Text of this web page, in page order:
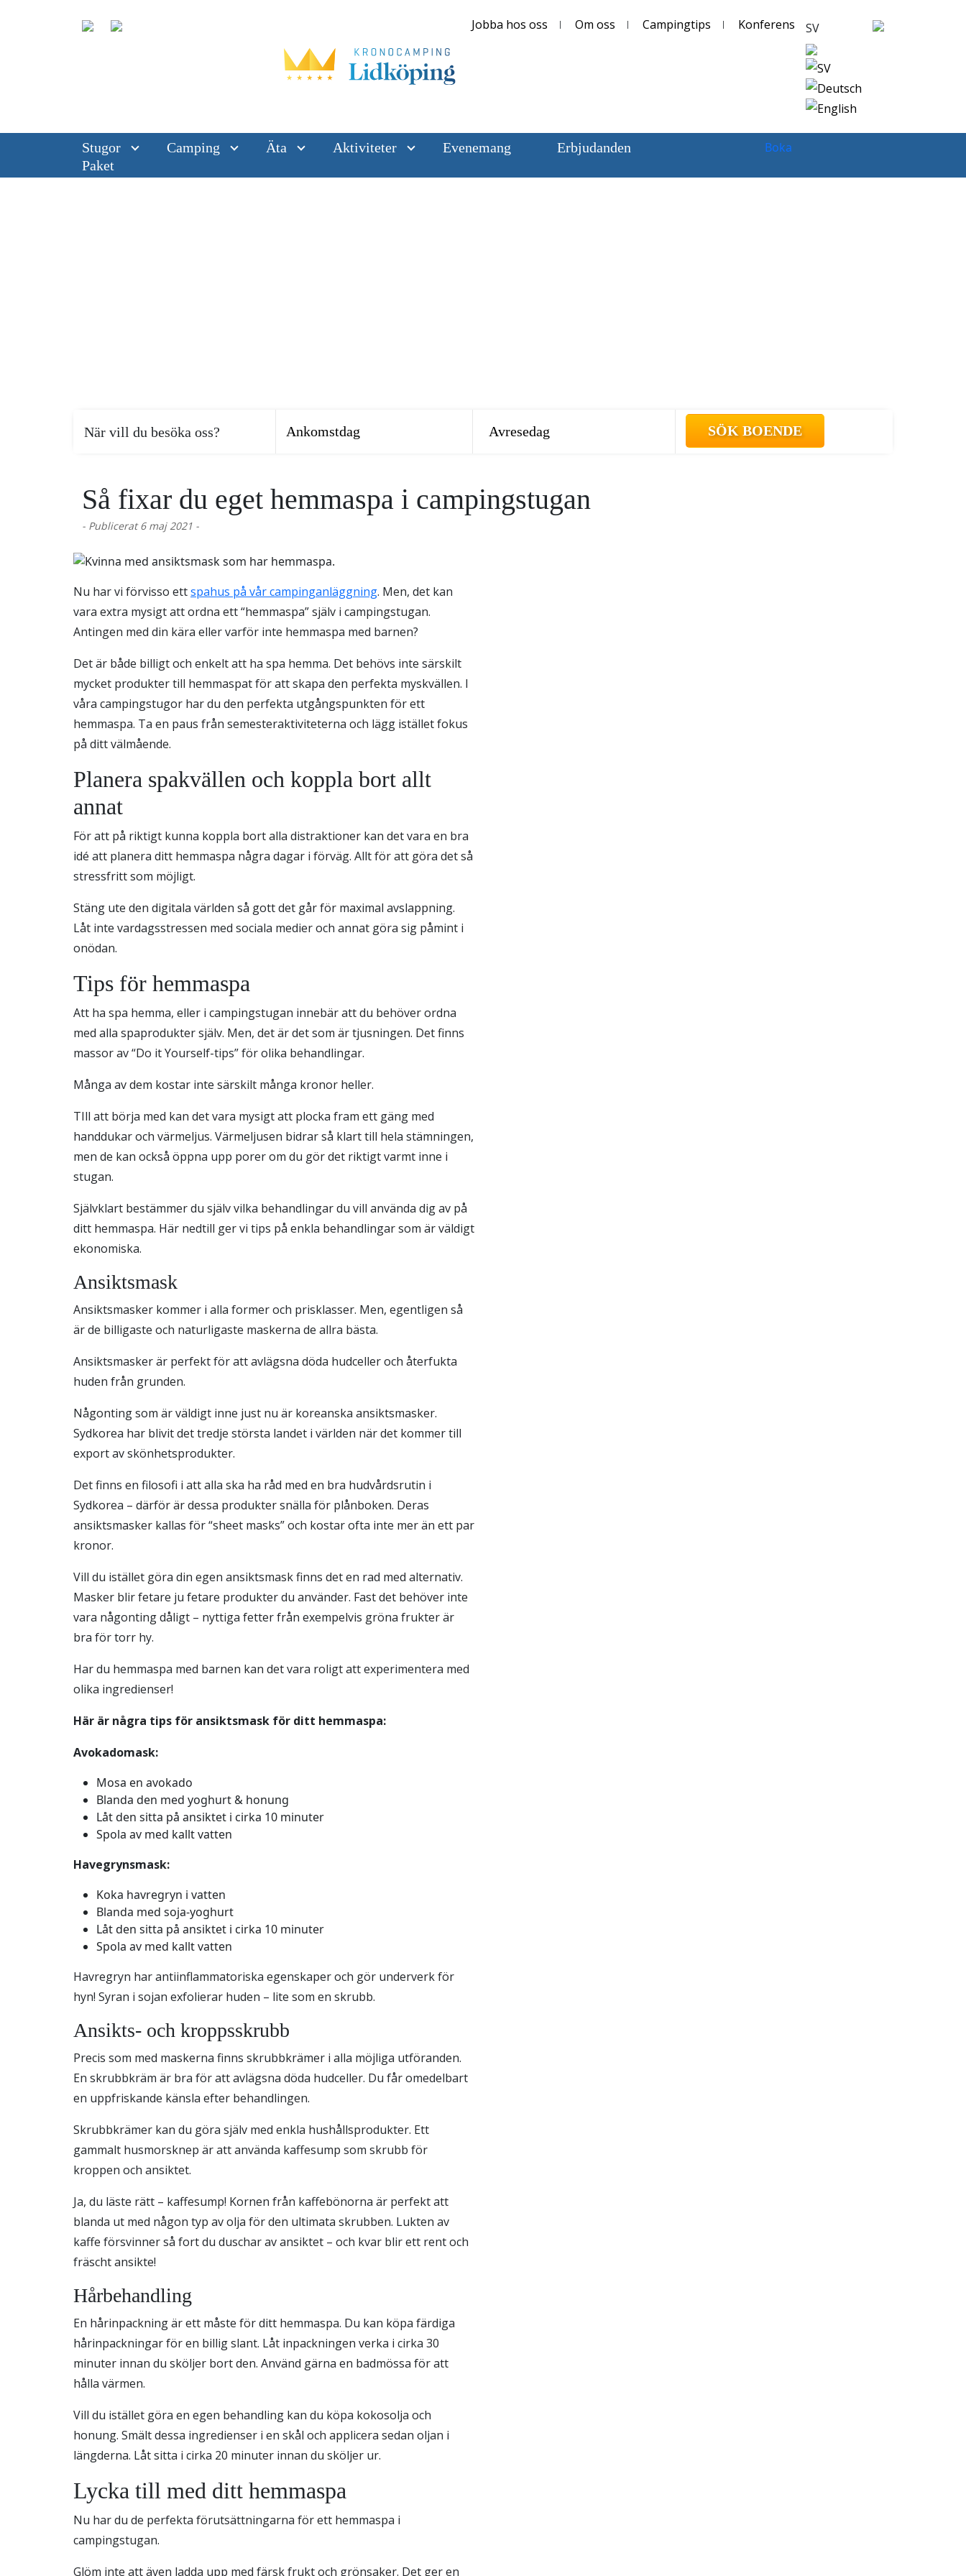
Jobba hos oss Om oss Campingtips Konferens SV
SV
Deutsch
English
Stugor Camping Äta Aktiviteter Evenemang
Erbjudanden
Paket
Boka
När vill du besöka oss?
Så fixar du eget hemmaspa i campingstugan
- Publicerat 6 maj 2021 -
Nu har vi förvisso ettspahus på vår campinganläggning. Men, det kan
vara extra mysigt att ordna ett “hemmaspa” själv i campingstugan.
Antingen med din kära eller varför inte hemmaspa med barnen?
Det är både billigt och enkelt att ha spa hemma. Det behövs inte särskilt
mycket produkter till hemmaspat för att skapa den perfekta myskvällen. I
våra campingstugor har du den perfekta utgångspunkten för ett
hemmaspa. Ta en paus från semesteraktiviteterna och lägg istället fokus
på ditt välmående.
Planera spakvällen och koppla bort allt
annat
För att på riktigt kunna koppla bort alla distraktioner kan det vara en bra
idé att planera ditt hemmaspa några dagar i förväg. Allt för att göra det så
stressfritt som möjligt.
Stäng ute den digitala världen så gott det går för maximal avslappning.
Låt inte vardagsstressen med sociala medier och annat göra sig påmint i
onödan.
Tips för hemmaspa
Att ha spa hemma, eller i campingstugan innebär att du behöver ordna
med alla spaprodukter själv. Men, det är det som är tjusningen. Det finns
massor av “Do it Yourself-tips” för olika behandlingar.
Många av dem kostar inte särskilt många kronor heller.
TIll att börja med kan det vara mysigt att plocka fram ett gäng med
handdukar och värmeljus. Värmeljusen bidrar så klart till hela stämningen,
men de kan också öppna upp porer om du gör det riktigt varmt inne i
stugan.
Självklart bestämmer du själv vilka behandlingar du vill använda dig av på
ditt hemmaspa. Här nedtill ger vi tips på enkla behandlingar som är väldigt
ekonomiska.
Ansiktsmask
Ansiktsmasker kommer i alla former och prisklasser. Men, egentligen så
är de billigaste och naturligaste maskerna de allra bästa.
Ansiktsmasker är perfekt för att avlägsna döda hudceller och återfukta
huden från grunden.
Någonting som är väldigt inne just nu är koreanska ansiktsmasker.
Sydkorea har blivit det tredje största landet i världen när det kommer till
export av skönhetsprodukter.
Det finns en filosofi i att alla ska ha råd med en bra hudvårdsrutin i
Sydkorea – därför är dessa produkter snälla för plånboken. Deras
ansiktsmasker kallas för “sheet masks” och kostar ofta inte mer än ett par
kronor.
Vill du istället göra din egen ansiktsmask finns det en rad med alternativ.
Masker blir fetare ju fetare produkter du använder. Fast det behöver inte
vara någonting dåligt – nyttiga fetter från exempelvis gröna frukter är
bra för torr hy.
Har du hemmaspa med barnen kan det vara roligt att experimentera med
olika ingredienser!
Här är några tips för ansiktsmask för ditt hemmaspa:
Avokadomask:
Mosa en avokado
Blanda den med yoghurt & honung
Låt den sitta på ansiktet i cirka 10 minuter
Spola av med kallt vatten
Havegrynsmask:
Koka havregryn i vatten
Blanda med soja-yoghurt
Låt den sitta på ansiktet i cirka 10 minuter
Spola av med kallt vatten
Havregryn har antiinflammatoriska egenskaper och gör underverk för
hyn! Syran i sojan exfolierar huden – lite som en skrubb.
Ansikts- och kroppsskrubb
Precis som med maskerna finns skrubbkrämer i alla möjliga utföranden.
En skrubbkräm är bra för att avlägsna döda hudceller. Du får omedelbart
en uppfriskande känsla efter behandlingen.
Skrubbkrämer kan du göra själv med enkla hushållsprodukter. Ett
gammalt husmorsknep är att använda kaffesump som skrubb för
kroppen och ansiktet.
Ja, du läste rätt – kaffesump! Kornen från kaffebönorna är perfekt att
blanda ut med någon typ av olja för den ultimata skrubben. Lukten av
kaffe försvinner så fort du duschar av ansiktet – och kvar blir ett rent och
fräscht ansikte!
Hårbehandling
En hårinpackning är ett måste för ditt hemmaspa. Du kan köpa färdiga
hårinpackningar för en billig slant. Låt inpackningen verka i cirka 30
minuter innan du sköljer bort den. Använd gärna en badmössa för att
hålla värmen.
Vill du istället göra en egen behandling kan du köpa kokosolja och
honung. Smält dessa ingredienser i en skål och applicera sedan oljan i
längderna. Låt sitta i cirka 20 minuter innan du sköljer ur.
Lycka till med ditt hemmaspa
Nu har du de perfekta förutsättningarna för ett hemmaspa i
campingstugan.
Glöm inte att även ladda upp med färsk frukt och grönsaker. Det ger en